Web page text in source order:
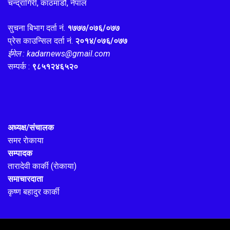
चन्द्रागिरी, काठमाडौ, नेपाल
सुचना बिभाग दर्ता नं. १७७७/०७६/०७७
प्रेस काउन्सिल दर्ता नं. २०१४/०७६/०७७
ईमेल : kadarnews@gmail.com
सम्पर्क : ९८५१२४६५२०
अध्यक्ष/संचालक
समर राेकाया
सम्पादक
तारादेवी कार्की (राेकाया)
समाचारदाता
कृष्ण बहादुर कार्की